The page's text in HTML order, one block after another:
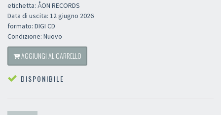
etichetta: ÅON RECORDS
Data di uscita: 12 giugno 2026
formato: DIGI CD
Condizione: Nuovo
AGGIUNGI AL CARRELLO
DISPONIBILE